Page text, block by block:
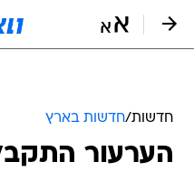
חדשות/חדשות בארץ
הערעור